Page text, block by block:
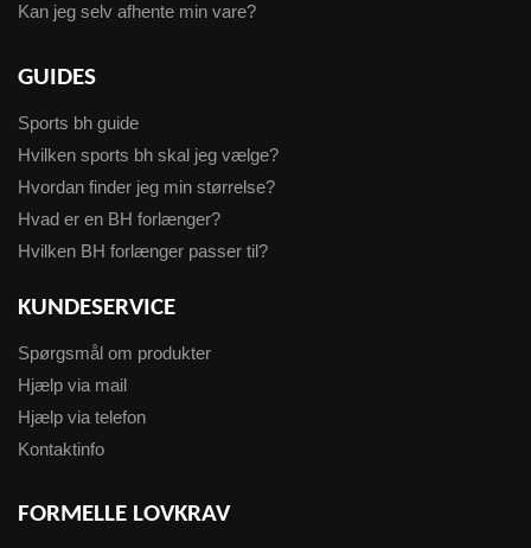
Kan jeg selv afhente min vare?
GUIDES
Sports bh guide
Hvilken sports bh skal jeg vælge?
Hvordan finder jeg min størrelse?
Hvad er en BH forlænger?
Hvilken BH forlænger passer til?
KUNDESERVICE
Spørgsmål om produkter
Hjælp via mail
Hjælp via telefon
Kontaktinfo
FORMELLE LOVKRAV